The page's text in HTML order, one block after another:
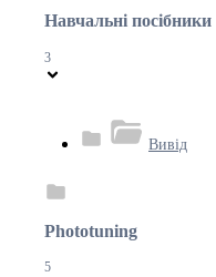
Навчальні посібники
3
Вивід
Phototuning
5